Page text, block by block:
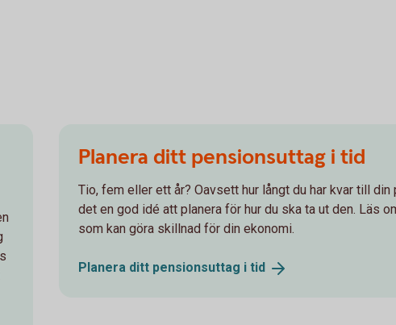
Planera ditt pensionsuttag i tid
Tio, fem eller ett år? Oavsett hur långt du har kvar till din
det en god idé att planera för hur du ska ta ut den. Läs
som kan göra skillnad för din ekonomi.
Planera ditt pensionsuttag i tid